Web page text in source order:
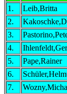
1.
Leib,Britta
2.
3.
4.
5.
Pape,Rainer
6.
7.